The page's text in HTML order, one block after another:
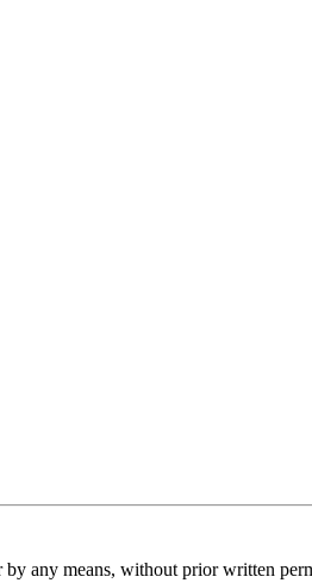
any means, without prior written